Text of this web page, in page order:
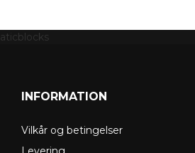
INFORMATION
Vilkår og betingelser